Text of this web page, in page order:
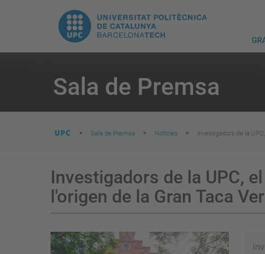
UPC.
Universitat
Politècnica
de
Catalunya
Sala de Premsa
are
here:
Sala de Premsa Notícies Investigadors de la
Investigadors de la UPC,
l'origen de la Gran Taca